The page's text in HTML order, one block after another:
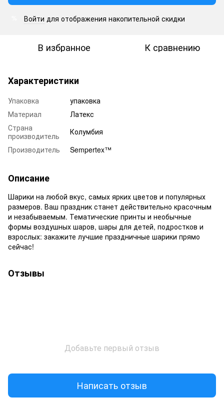
Войти для отображения накопительной скидки
В избранное К сравнению
Характеристики
Упаковка
упаковка
Материал
Латекс
Страна
производитель
Колумбия
Производитель
Sempertex™
Описание
Шарики на любой вкус, самых ярких цветов и популярных
размеров. Ваш праздник станет действительно красочным
и незабываемым. Тематические принты и необычные
формы воздушных шаров, шары для детей, подростков и
взрослых: закажите лучшие праздничные шарики прямо
сейчас!
Отзывы
Добавьте первый отзыв
Написать отзыв